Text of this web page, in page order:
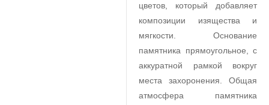
цветов, который добавляет
композиции изящества и
мягкости. Основание
памятника прямоугольное, с
аккуратной рамкой вокруг
места захоронения. Общая
атмосфера памятника